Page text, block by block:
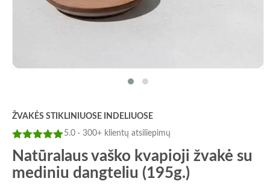
ŽVAKĖS STIKLINIUOSE INDELIUOSE
Įvertinimas:
5iš 5
5.0 · 300+ klientų atsiliepimų
Natūralaus vaško kvapioji žvakė su
mediniu dangteliu (195g.)